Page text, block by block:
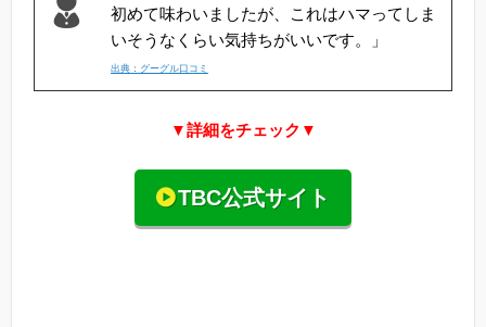
初めて味わいましたが、これはハマってしま
いそうなくらい気持ちがいいです。」
出典：グーグル口コミ
▼詳細をチェック▼
TBC公式サイト